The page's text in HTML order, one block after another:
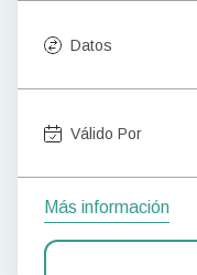
Datos
Válido Por
Más información